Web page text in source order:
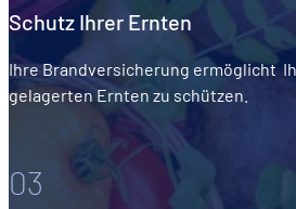
Schutz Ihrer Ernten
Ihre Brandversicherung ermöglicht
gelagerten Ernten zu schützen.
03